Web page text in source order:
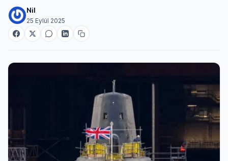
Nil
25 Eylül 2025